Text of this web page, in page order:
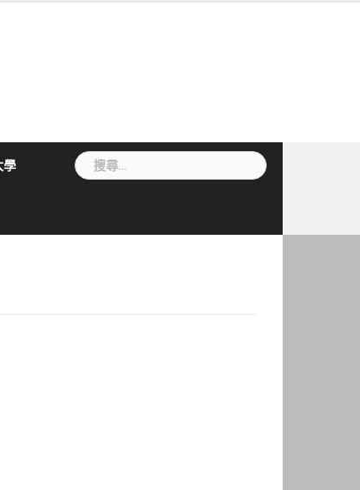
學
搜
尋
字: